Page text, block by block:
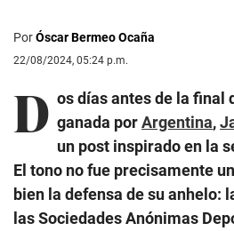
PorÓscar Bermeo Ocaña
22/08/2024, 05:24 p.m.
D os días antes de la final
ganada porArgentina,
un post inspirado en la
El tono no fue precisamente
bien la defensa de su anhelo:
las Sociedades Anónimas